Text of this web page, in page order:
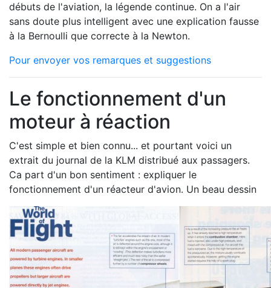
débuts de l'aviation, la légende continue. On a l'air
sans doute plus intelligent avec une explication fausse
à la Bernoulli que correcte à la Newton.
Pour envoyer vos remarques et suggestions
Le fonctionnement d'un
moteur à réaction
C'est simple et bien connu... et pourtant voici un
extrait du journal de la KLM distribué aux passagers.
Ca part d'un bon sentiment : expliquer le
fonctionnement d'un réacteur d'avion. Un beau dessin